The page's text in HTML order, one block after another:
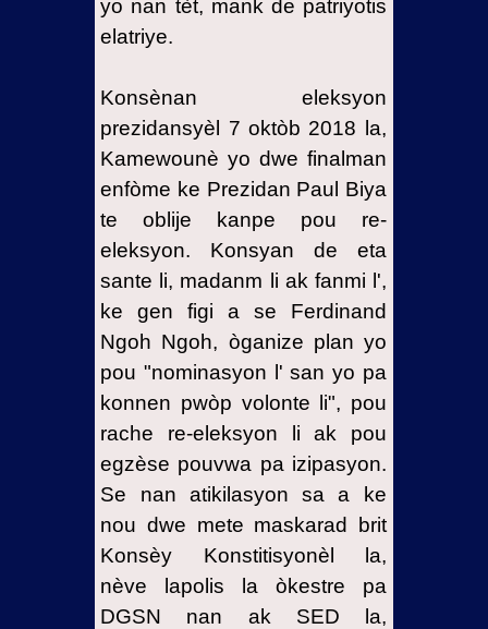
yo nan tèt, mank de patriyotis
elatriye.
Konsènan eleksyon
prezidansyèl 7 oktòb 2018 la,
Kamewounè yo dwe finalman
enfòme ke Prezidan Paul Biya
te oblije kanpe pou re-
eleksyon. Konsyan de eta
sante li, madanm li ak fanmi l',
ke gen figi a se Ferdinand
Ngoh Ngoh, òganize plan yo
pou "nominasyon l' san yo pa
konnen pwòp volonte li", pou
rache re-eleksyon li ak pou
egzèse pouvwa pa izipasyon.
Se nan atikilasyon sa a ke
nou dwe mete maskarad brit
Konsèy Konstitisyonèl la,
nève lapolis la òkestre pa
DGSN nan ak SED la,